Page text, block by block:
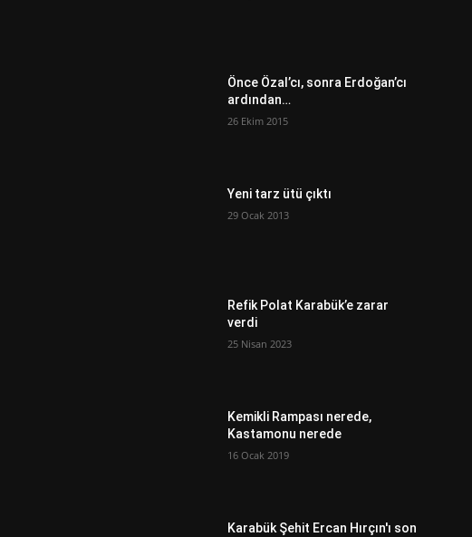
Önce Özal’cı, sonra Erdoğan’cı
ardından…
26 Ekim 2015
Yeni tarz ütü çıktı
29 Ocak 2013
Refik Polat Karabük’e zarar
verdi
25 Nisan 2023
Kemikli Rampası nerede,
Kastamonu nerede
16 Ocak 2019
Karabük Şehit Ercan Hırçın'ı son